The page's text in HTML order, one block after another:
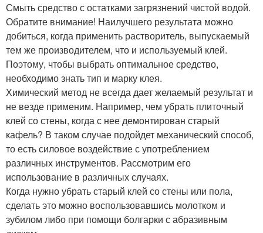
Смыть средство с остатками загрязнений чистой водой.
Обратите внимание! Наилучшего результата можно
добиться, когда применить растворитель, выпускаемый
тем же производителем, что и используемый клей.
Поэтому, чтобы выбрать оптимальное средство,
необходимо знать тип и марку клея.
Химический метод не всегда дает желаемый результат и
не везде применим. Например, чем убрать плиточный
клей со стены, когда с нее демонтирован старый
кафель? В таком случае подойдет механический способ,
то есть силовое воздействие с употреблением
различных инструментов. Рассмотрим его
использование в различных случаях.
Когда нужно убрать старый клей со стены или пола,
сделать это можно воспользовавшись молотком и
зубилом либо при помощи болгарки с абразивным